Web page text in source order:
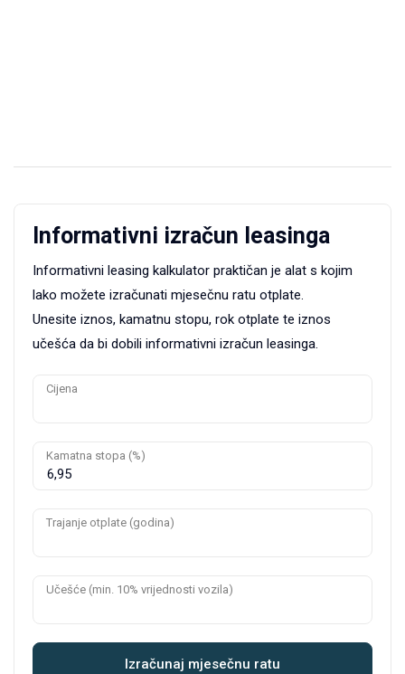
Informativni izračun leasinga
Informativni leasing kalkulator praktičan je alat s kojim
lako možete izračunati mjesečnu ratu otplate.
Unesite iznos, kamatnu stopu, rok otplate te iznos
učešća da bi dobili informativni izračun leasinga.
Cijena
Kamatna stopa (%)
Trajanje otplate (godina)
Učešće (min. 10% vrijednosti vozila)
Izračunaj mjesečnu ratu